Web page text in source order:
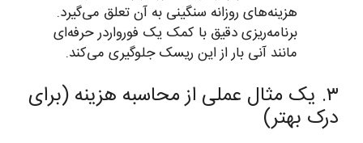
هزینه‌های روزانه سنگینی به آن تعلق می‌گیرد.
برنامه‌ریزی دقیق با کمک یک فورواردر حرفه‌ای
مانند آنی بار از این ریسک جلوگیری می‌کند.
۳. یک مثال عملی از محاسبه هزینه (برای
درک بهتر)